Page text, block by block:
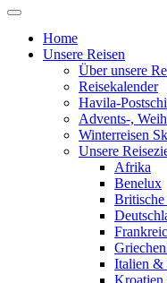
Home
Unsere Reisen
Über unsere
Reisekalender
Havila-
Advents-,
Winterreisen
Unsere
Afrika
Benelux
Britische
Italien &
Kroatien